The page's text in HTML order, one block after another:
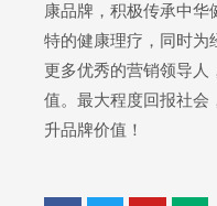
康品牌，积极传承中华
特的健康理疗，同时为
更多优秀的营销领导人
值。最大程度回报社会
升品牌价值！